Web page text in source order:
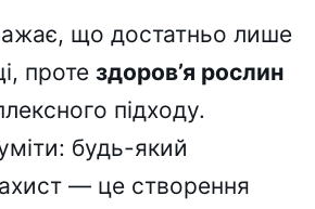
що достатньо лише
проте здоров’я рослин
підходу.
будь-який
— це створення